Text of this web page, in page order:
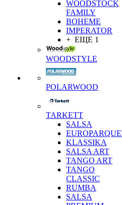
WOODSTOCK
FAMILY
BOHEME
IMPERATOR
+ ЕЩЕ 1
WOODSTYLE
POLARWOOD
TARKETT
SALSA
KLASSIKA
SALSA ART
TANGO ART
TANGO
CLASSIC
RUMBA
SALSA